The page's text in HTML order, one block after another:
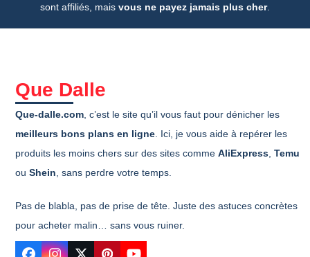
sont affiliés, mais vous ne payez jamais plus cher.
Que Dalle
Que-dalle.com , c’est le site qu’il vous faut pour dénicher les
meilleurs bons plans en ligne . Ici, je vous aide à repérer les
produits les moins chers sur des sites commeAliExpress ,Temu
ouShein , sans perdre votre temps.
Pas de blabla, pas de prise de tête. Juste des astuces concrètes
pour acheter malin… sans vous ruiner.